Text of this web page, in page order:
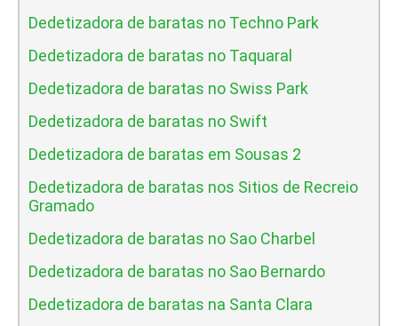
Dedetizadora de baratas no Techno Park
Dedetizadora de baratas no Taquaral
Dedetizadora de baratas no Swiss Park
Dedetizadora de baratas no Swift
Dedetizadora de baratas em Sousas 2
Dedetizadora de baratas nos Sitios de Recreio
Gramado
Dedetizadora de baratas no Sao Charbel
Dedetizadora de baratas no Sao Bernardo
Dedetizadora de baratas na Santa Clara